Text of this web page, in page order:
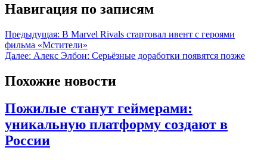
Навигация по записям
Предыдущая: В Marvel Rivals стартовал ивент c героями
фильма «Мстители»
Далее: Алекс Элбон: Серьёзные доработки появятся позже
Похожие новости
Пожилые станут геймерами:
уникальную платформу создают в
России